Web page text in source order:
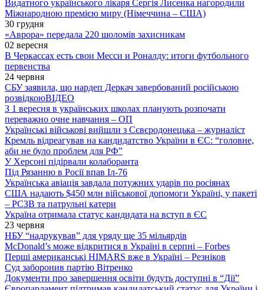
Видатного українського лікаря Сергія Лисенка нагородили
Міжнародною премією миру (Німеччина – США)
30 грудня
«Аврора» передала 220 шоломів захисникам
02 вересня
В Черкассах есть свои Месси и Роналду: итоги футбольного
первенства
24 червня
СБУ заявила, що нардеп Деркач завербований російською
розвідкоюВІДЕО
З 1 вересня в українських школах планують розпочати
переважно очне навчання – ОП
Українські військові вийшли з Сєвєродонецька – журналіст
Кремль відреагував на кандидатство України в ЄС: “головне,
аби не було проблем для РФ”
У Херсоні підірвали колаборанта
Під Рязанню в Росії впав Іл-76
Українська авіація завдала потужних ударів по росіянах
США надають $450 млн військової допомоги Україні, у пакеті
– РСЗВ та патрульні катери
Україна отримала статус кандидата на вступ в ЄС
23 червня
НБУ “надрукував” для уряду ще 35 мільярдів
McDonald’s може відкритися в Україні в серпні – Forbes
Перші американські HIMARS вже в Україні – Резніков
Суд заборонив партію Вітренко
Документи про завершення освіти будуть доступні в “Дії”